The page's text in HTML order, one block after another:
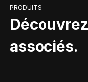
PRODUITS
associés.